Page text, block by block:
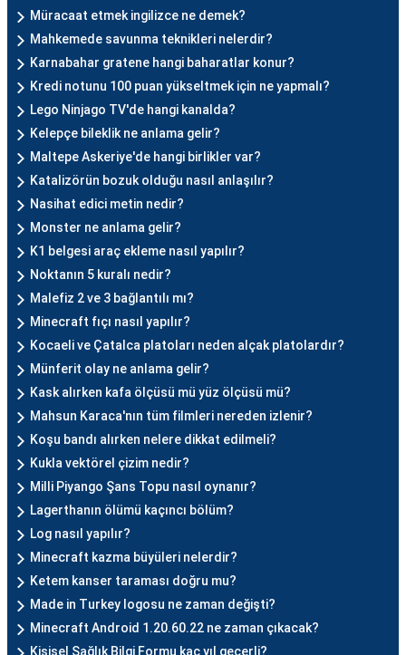
Müracaat etmek ingilizce ne demek?
Mahkemede savunma teknikleri nelerdir?
Karnabahar gratene hangi baharatlar konur?
Kredi notunu 100 puan yükseltmek için ne yapmalı?
Lego Ninjago TV'de hangi kanalda?
Kelepçe bileklik ne anlama gelir?
Maltepe Askeriye'de hangi birlikler var?
Katalizörün bozuk olduğu nasıl anlaşılır?
Nasihat edici metin nedir?
Monster ne anlama gelir?
K1 belgesi araç ekleme nasıl yapılır?
Noktanın 5 kuralı nedir?
Malefiz 2 ve 3 bağlantılı mı?
Minecraft fıçı nasıl yapılır?
Kocaeli ve Çatalca platoları neden alçak platolardır?
Münferit olay ne anlama gelir?
Kask alırken kafa ölçüsü mü yüz ölçüsü mü?
Mahsun Karaca'nın tüm filmleri nereden izlenir?
Koşu bandı alırken nelere dikkat edilmeli?
Kukla vektörel çizim nedir?
Milli Piyango Şans Topu nasıl oynanır?
Lagerthanın ölümü kaçıncı bölüm?
Log nasıl yapılır?
Minecraft kazma büyüleri nelerdir?
Ketem kanser taraması doğru mu?
Made in Turkey logosu ne zaman değişti?
Minecraft Android 1.20.60.22 ne zaman çıkacak?
Kişisel Sağlık Bilgi Formu kaç yıl geçerli?